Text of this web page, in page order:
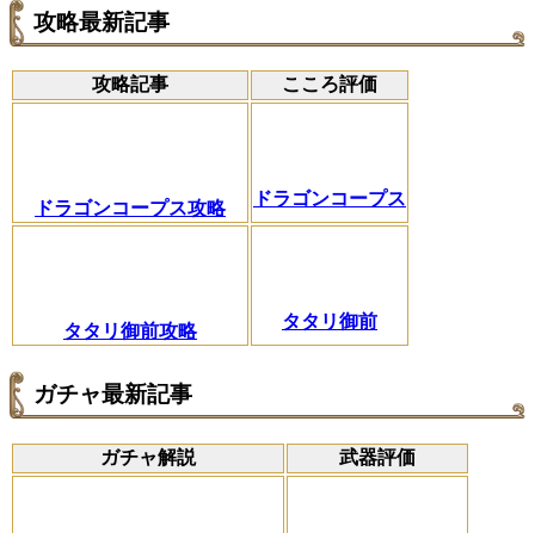
攻略最新記事
攻略記事 こころ評価
ドラゴンコープス攻略 ドラゴンコープス
タタリ御前攻略 タタリ御前
ガチャ最新記事
ガチャ解説 武器評価